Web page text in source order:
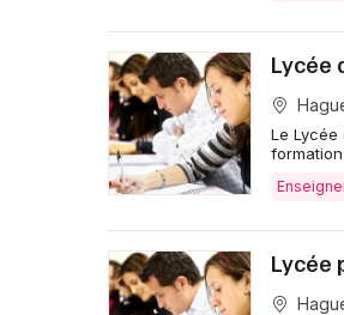
Lycée
Le
Lycée